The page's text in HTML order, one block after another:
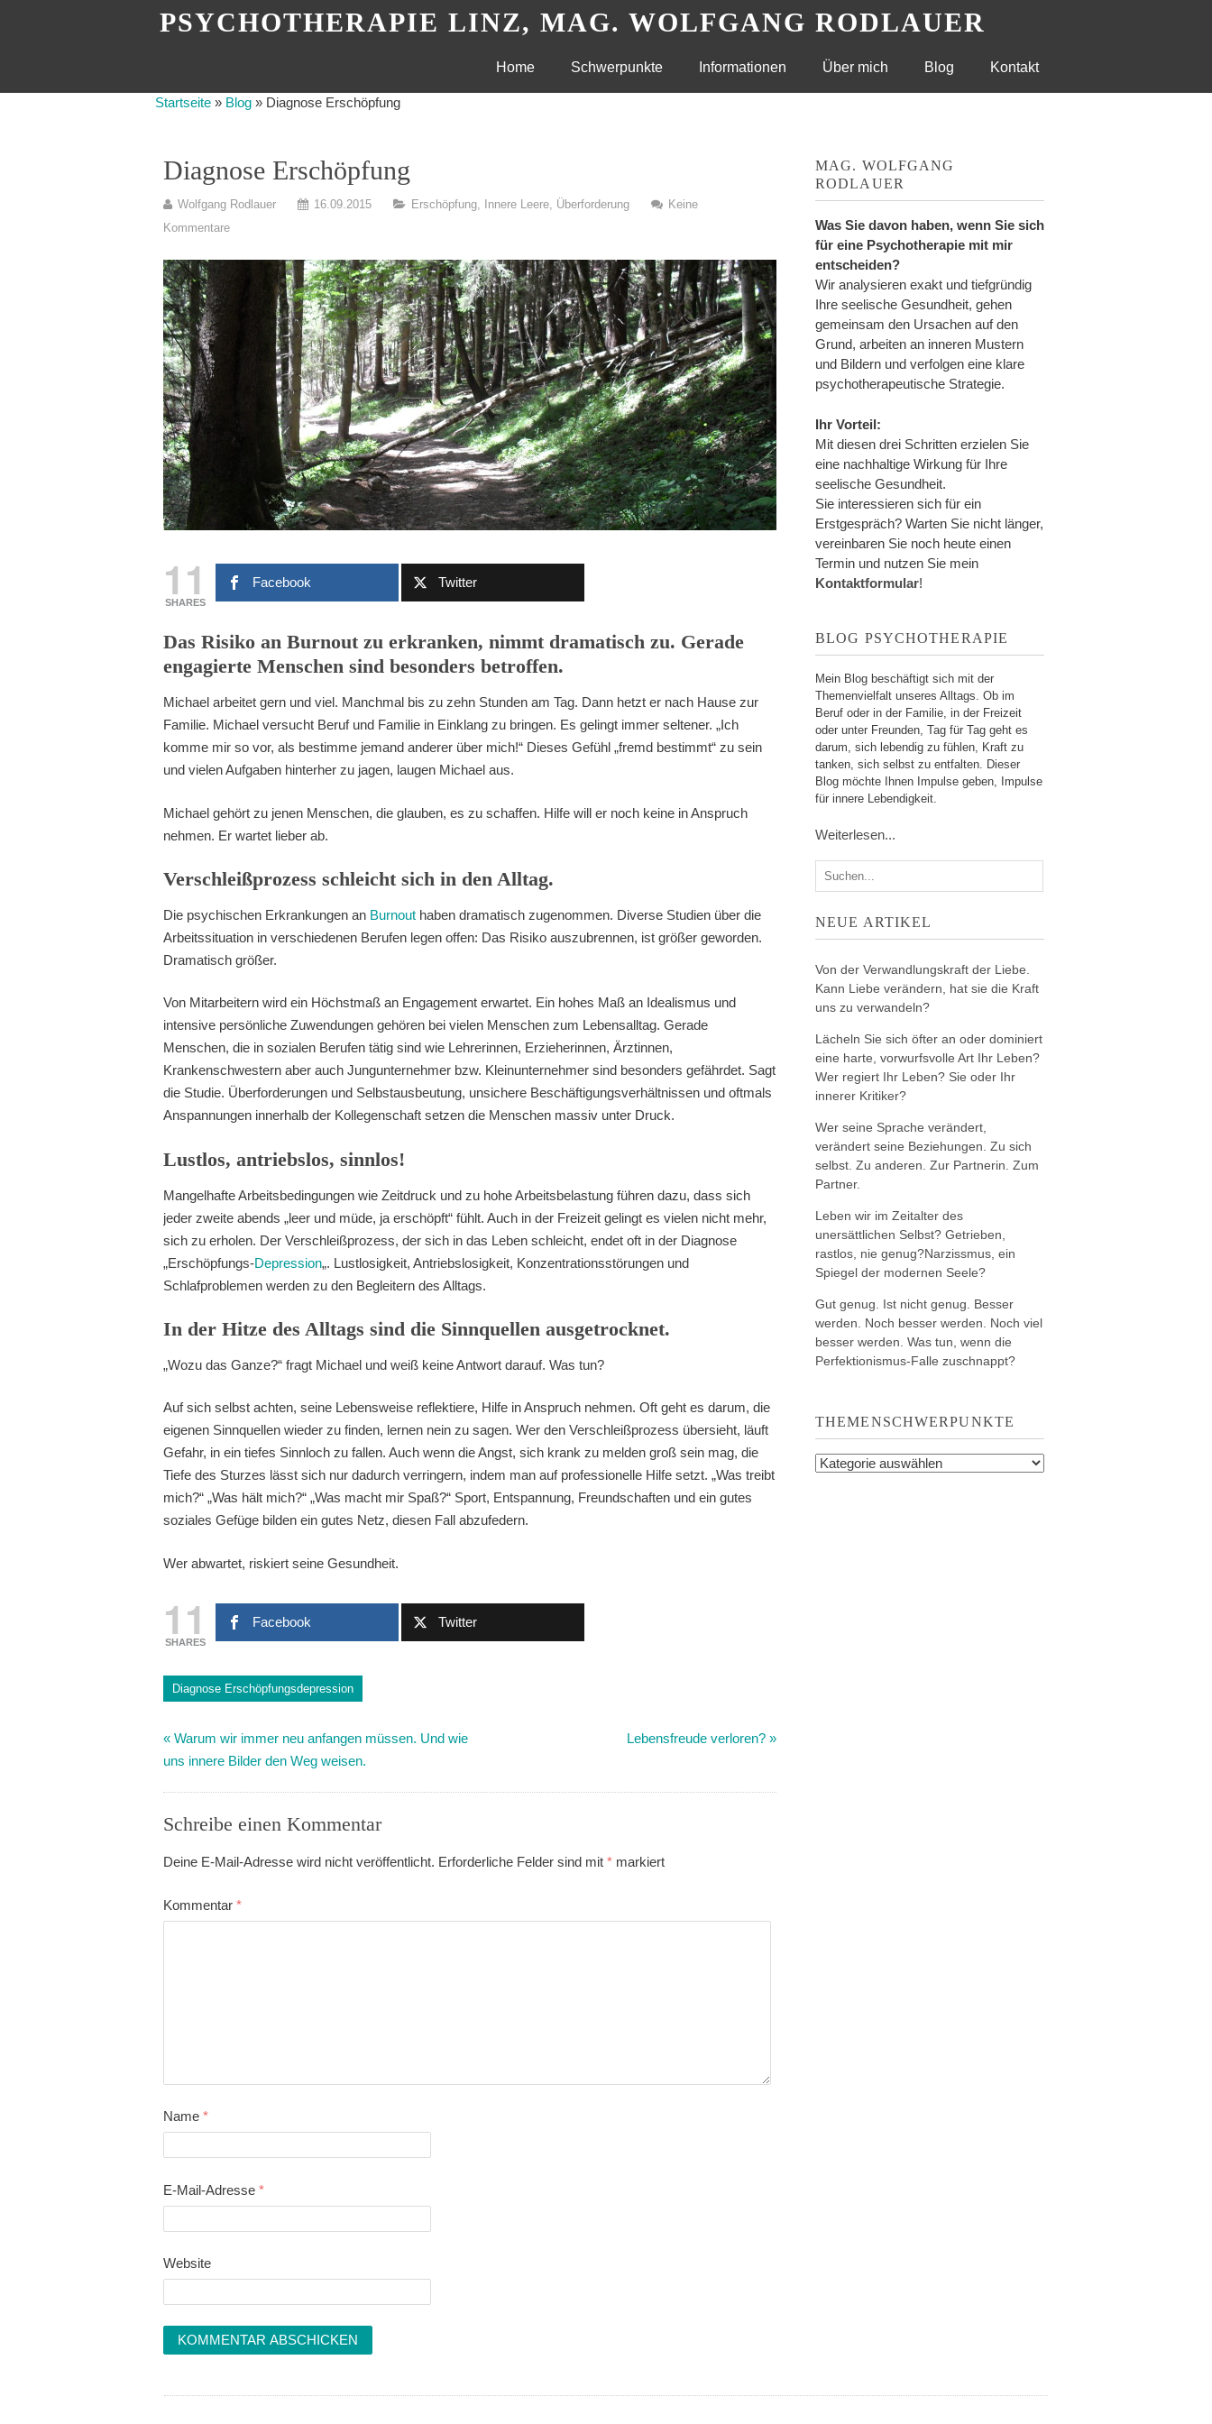
PSYCHOTHERAPIE LINZ, MAG. WOLFGANG RODLAUER
Skip
Home Schwerpunkte Informationen Über mich Blog Kontakt
Startseite » Blog » Diagnose Erschöpfung
Diagnose Erschöpfung
Wolfgang Rodlauer 16.09.2015 Erschöpfung Innere Leere Überforderung
Keine
Kommentare
11
SHARES
Facebook Twitter
Das Risiko an Burnout zu erkranken, nimmt dramatisch zu. Gerade
engagierte Menschen sind besonders betroffen.
Michael arbeitet gern und viel. Manchmal bis zu zehn Stunden am Tag. Dann hetzt er nach Hause zur
Familie. Michael versucht Beruf und Familie in Einklang zu bringen. Es gelingt immer seltener. „Ich
komme mir so vor, als bestimme jemand anderer über mich!“ Dieses Gefühl „fremd bestimmt“ zu sein
und vielen Aufgaben hinterher zu jagen, laugen Michael aus.
Michael gehört zu jenen Menschen, die glauben, es zu schaffen. Hilfe will er noch keine in Anspruch
nehmen. Er wartet lieber ab.
Verschleißprozess schleicht sich in den Alltag.
Die psychischen Erkrankungen an Burnout haben dramatisch zugenommen. Diverse Studien über die
Arbeitssituation in verschiedenen Berufen legen offen: Das Risiko auszubrennen, ist größer geworden.
Dramatisch größer.
Von Mitarbeitern wird ein Höchstmaß an Engagement erwartet. Ein hohes Maß an Idealismus und
intensive persönliche Zuwendungen gehören bei vielen Menschen zum Lebensalltag. Gerade
Menschen, die in sozialen Berufen tätig sind wie Lehrerinnen, Erzieherinnen, Ärztinnen,
Krankenschwestern aber auch Jungunternehmer bzw. Kleinunternehmer sind besonders gefährdet. Sagt
die Studie. Überforderungen und Selbstausbeutung, unsichere Beschäftigungsverhältnissen und oftmals
Anspannungen innerhalb der Kollegenschaft setzen die Menschen massiv unter Druck.
Lustlos, antriebslos, sinnlos!
Mangelhafte Arbeitsbedingungen wie Zeitdruck und zu hohe Arbeitsbelastung führen dazu, dass sich
jeder zweite abends „leer und müde, ja erschöpft“ fühlt. Auch in der Freizeit gelingt es vielen nicht mehr,
sich zu erholen. Der Verschleißprozess, der sich in das Leben schleicht, endet oft in der Diagnose
„Erschöpfungs-Depression„. Lustlosigkeit, Antriebslosigkeit, Konzentrationsstörungen und
Schlafproblemen werden zu den Begleitern des Alltags.
In der Hitze des Alltags sind die Sinnquellen ausgetrocknet.
„Wozu das Ganze?“ fragt Michael und weiß keine Antwort darauf. Was tun?
Auf sich selbst achten, seine Lebensweise reflektiere, Hilfe in Anspruch nehmen. Oft geht es darum, die
eigenen Sinnquellen wieder zu finden, lernen nein zu sagen. Wer den Verschleißprozess übersieht, läuft
Gefahr, in ein tiefes Sinnloch zu fallen. Auch wenn die Angst, sich krank zu melden groß sein mag, die
Tiefe des Sturzes lässt sich nur dadurch verringern, indem man auf professionelle Hilfe setzt. „Was treibt
mich?“ „Was hält mich?“ „Was macht mir Spaß?“ Sport, Entspannung, Freundschaften und ein gutes
soziales Gefüge bilden ein gutes Netz, diesen Fall abzufedern.
Wer abwartet, riskiert seine Gesundheit.
11
SHARES
Facebook Twitter
Diagnose Erschöpfungsdepression
«Warum wir immer neu anfangen müssen. Und wie
uns innere Bilder den Weg weisen.
Lebensfreude verloren? »
Schreibe einen Kommentar
Deine E-Mail-Adresse wird nicht veröffentlicht. Erforderliche Felder sind mit* markiert
Kommentar*
Name*
E-Mail-Adresse*
Website
MAG. WOLFGANG
RODLAUER
Was Sie davon haben, wenn Sie sich
für eine Psychotherapie mit mir
entscheiden?
Wir analysieren exakt und tiefgründig
Ihre seelische Gesundheit, gehen
gemeinsam den Ursachen auf den
Grund, arbeiten an inneren Mustern
und Bildern und verfolgen eine klare
psychotherapeutische Strategie.
Ihr Vorteil:
Mit diesen drei Schritten erzielen Sie
eine nachhaltige Wirkung für Ihre
seelische Gesundheit.
Sie interessieren sich für ein
Erstgespräch? Warten Sie nicht länger,
vereinbaren Sie noch heute einen
Termin und nutzen Sie mein
Kontaktformular!
BLOG PSYCHOTHERAPIE
Mein Blog beschäftigt sich mit der
Themenvielfalt unseres Alltags. Ob im
Beruf oder in der Familie, in der Freizeit
oder unter Freunden, Tag für Tag geht es
darum, sich lebendig zu fühlen, Kraft zu
tanken, sich selbst zu entfalten. Dieser
Blog möchte Ihnen Impulse geben, Impulse
für innere Lebendigkeit.
Weiterlesen...
NEUE ARTIKEL
Von der Verwandlungskraft der Liebe.
Kann Liebe verändern, hat sie die Kraft
uns zu verwandeln?
Lächeln Sie sich öfter an oder dominiert
eine harte, vorwurfsvolle Art Ihr Leben?
Wer regiert Ihr Leben? Sie oder Ihr
innerer Kritiker?
Wer seine Sprache verändert,
verändert seine Beziehungen. Zu sich
selbst. Zu anderen. Zur Partnerin. Zum
Partner.
Leben wir im Zeitalter des
unersättlichen Selbst? Getrieben,
rastlos, nie genug?Narzissmus, ein
Spiegel der modernen Seele?
Gut genug. Ist nicht genug. Besser
werden. Noch besser werden. Noch viel
besser werden. Was tun, wenn die
Perfektionismus-Falle zuschnappt?
THEMENSCHWERPUNKTE
Themenschwerpunkte